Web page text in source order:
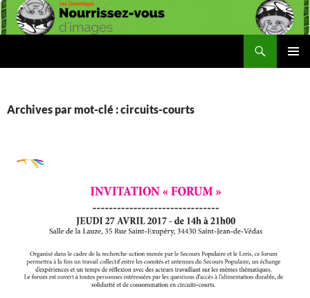
Aller
au
Archives par mot-clé : circuits-courts